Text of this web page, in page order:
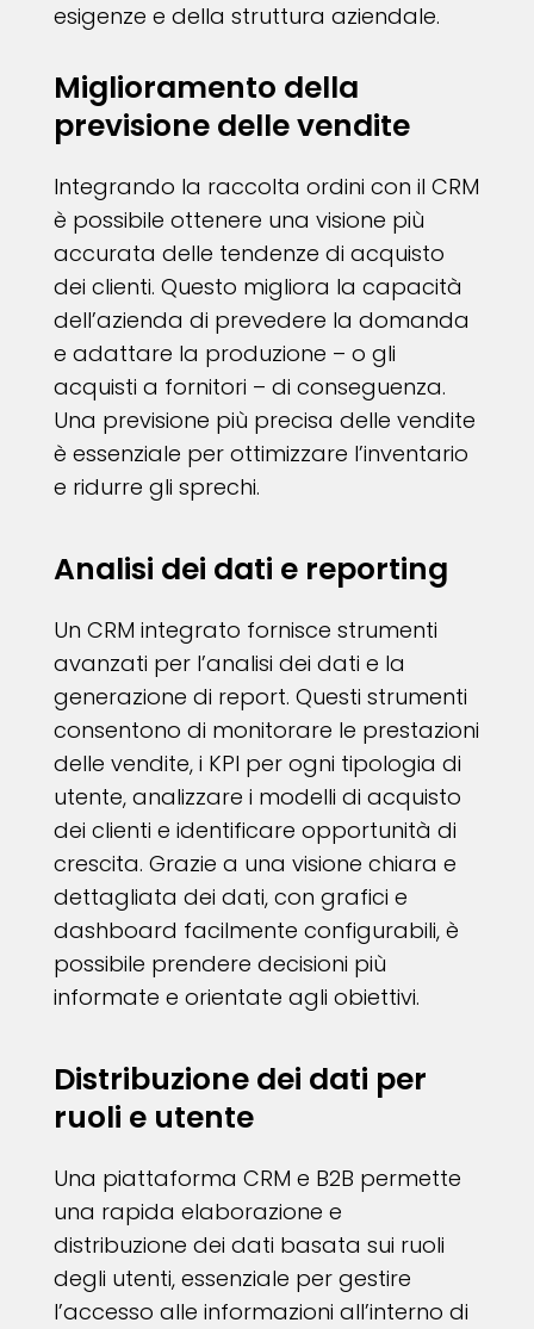
esigenze e della struttura aziendale.
Miglioramento della
previsione delle vendite
Integrando la raccolta ordini con il CRM
è possibile ottenere una visione più
accurata delle tendenze di acquisto
dei clienti. Questo migliora la capacità
dell’azienda di prevedere la domanda
e adattare la produzione – o gli
acquisti a fornitori – di conseguenza.
Una previsione più precisa delle vendite
è essenziale per ottimizzare l’inventario
e ridurre gli sprechi.
Analisi dei dati e reporting
Un CRM integrato fornisce strumenti
avanzati per l’analisi dei dati e la
generazione di report. Questi strumenti
consentono di monitorare le prestazioni
delle vendite, i KPI per ogni tipologia di
utente, analizzare i modelli di acquisto
dei clienti e identificare opportunità di
crescita. Grazie a una visione chiara e
dettagliata dei dati, con grafici e
dashboard facilmente configurabili, è
possibile prendere decisioni più
informate e orientate agli obiettivi.
Distribuzione dei dati per
ruoli e utente
Una piattaforma CRM e B2B permette
una rapida elaborazione e
distribuzione dei dati basata sui ruoli
degli utenti, essenziale per gestire
l’accesso alle informazioni all’interno di